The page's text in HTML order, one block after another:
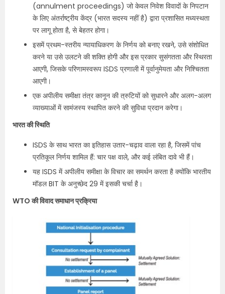
(annulment proceedings) जो केवल निवेश विवादों के निपटान
के लिए अंतर्राष्ट्रीय केंद्र (भारत सदस्य नहीं है) द्वारा प्रशासित मध्यस्थता
पर लागू होता है, से बेहतर होगा।
इसमें प्रथम-स्तरीय न्यायाधिकरण के निर्णय को बनाए रखने, उसे संशोधित
करने या उसे उलटने की शक्ति होगी और इस प्रकार सुसंगतता और स्थिरता
आएगी, जिसके परिणामस्वरूप ISDS प्रणाली में पूर्वानुमेयता और निश्चितता
आएगी।
एक अपीलीय समीक्षा तंत्र कानून की त्रुटियों को सुधारने और अलग-अलग
व्याख्याओं में सामंजस्य स्थापित करने की सुविधा प्रदान करेगा।
भारत की स्थिति​
ISDS के साथ भारत का इतिहास उतार-चढ़ाव वाला रहा है, जिसमें पांच
प्रतिकूल निर्णय शामिल हैं: चार पक्ष वाले, और कई लंबित दावे भी हैं।​
यह ISDS में अपीलीय समीक्षा के विचार का समर्थन करता है क्योंकि भारतीय
मॉडल BIT के अनुच्छेद 29 में इसकी चर्चा है।​
WTO की विवाद समाधान प्रक्रिया​